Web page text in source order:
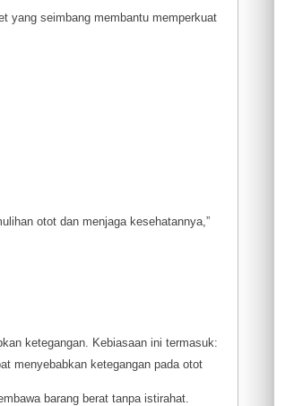
yang seimbang membantu memperkuat
otot dan menjaga kesehatannya,”
ketegangan. Kebiasaan ini termasuk:
menyebabkan ketegangan pada otot
barang berat tanpa istirahat.